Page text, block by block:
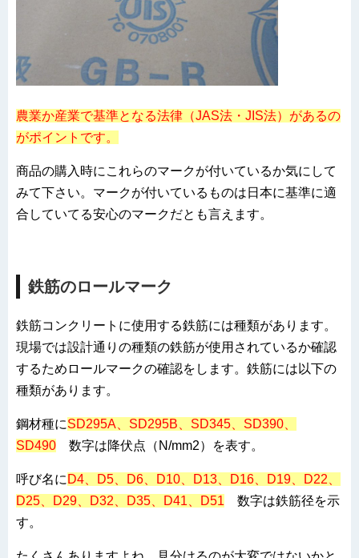
農業か産業で基準となる法律（JAS法・JIS法）があるの
がポイントです。
商品の購入時にこれらのマークが付いているか気にして
みて下さい。マークが付いているものは日本に基準に適
合していてる安心のマークだとも言えます。
鉄筋のロールマーク
鉄筋コンクリートに使用する鉄筋には種類があります。
現場では設計通りの種類の鉄筋が使用されているか確認
するためロールマークの確認をします。鉄筋には以下の
種類があります。
鋼材種にSD295A、SD295B、SD345、SD390、
SD490 数字は降伏点（N/mm2）を表す。
呼び名に D4、D5、D6、D10、D13、D16、D19、D22、
D25、D29、D32、D35、D41、D51 数字は鉄筋径を示
す。